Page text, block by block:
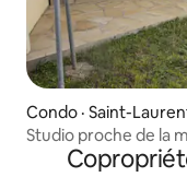
Condo · Saint-
Studio proche de la